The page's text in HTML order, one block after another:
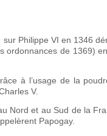
Philippe VI en 1346
ordonnances de 1369)
à l’usage de la
V.
Nord et au Sud de la
Papogay.